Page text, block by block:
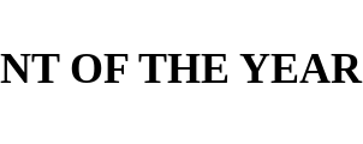
OF THE YEAR